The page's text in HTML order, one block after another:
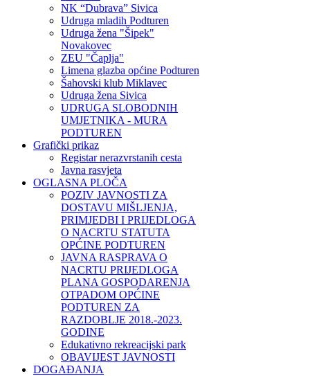
NK “Dubrava” Sivica
Udruga mladih Podturen
Udruga žena "Šipek"
Novakovec
ZEU "Čaplja"
Limena glazba općine Podturen
Šahovski klub Miklavec
Udruga žena Sivica
UDRUGA SLOBODNIH
UMJETNIKA - MURA
PODTUREN
Grafički prikaz
Registar nerazvrstanih cesta
Javna rasvjeta
OGLASNA PLOČA
POZIV JAVNOSTI ZA
DOSTAVU MIŠLJENJA,
PRIMJEDBI I PRIJEDLOGA
O NACRTU STATUTA
OPĆINE PODTUREN
JAVNA RASPRAVA O
NACRTU PRIJEDLOGA
PLANA GOSPODARENJA
OTPADOM OPĆINE
PODTUREN ZA
RAZDOBLJE 2018.-2023.
GODINE
Edukativno rekreacijski park
OBAVIJEST JAVNOSTI
DOGAĐANJA